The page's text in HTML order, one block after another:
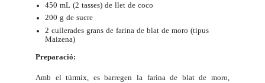
450 mL (2 tasses) de llet de coco
200 g de sucre
2 cullerades grans de farina de blat de moro (tipus
Maizena)
Preparació:
Amb el túrmix, es barregen la farina de blat de moro,